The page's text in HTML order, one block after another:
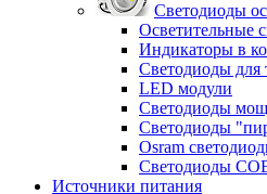
Светодиоды
Осветительные
Индикаторы в
Светодиоды для
LED модули
Светодиоды
Светодиоды
Osram
Светодиоды
Источники питания